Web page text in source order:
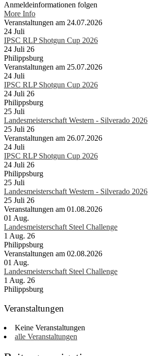
Anmeldeinformationen folgen
More Info
Veranstaltungen am 24.07.2026
24 Juli
IPSC RLP Shotgun Cup 2026
24 Juli 26
Philippsburg
Veranstaltungen am 25.07.2026
24 Juli
IPSC RLP Shotgun Cup 2026
24 Juli 26
Philippsburg
25 Juli
Landesmeisterschaft Western - Silverado 2026
25 Juli 26
Veranstaltungen am 26.07.2026
24 Juli
IPSC RLP Shotgun Cup 2026
24 Juli 26
Philippsburg
25 Juli
Landesmeisterschaft Western - Silverado 2026
25 Juli 26
Veranstaltungen am 01.08.2026
01 Aug.
Landesmeisterschaft Steel Challenge
1 Aug. 26
Philippsburg
Veranstaltungen am 02.08.2026
01 Aug.
Landesmeisterschaft Steel Challenge
1 Aug. 26
Philippsburg
Veranstaltungen
Keine Veranstaltungen
alle Veranstaltungen